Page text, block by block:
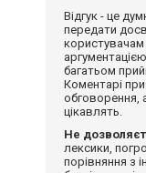
Відгук - це
передати
багатьом
Коментарі
обговорення,
цікавлять.
Не
лексики,
порівняння з